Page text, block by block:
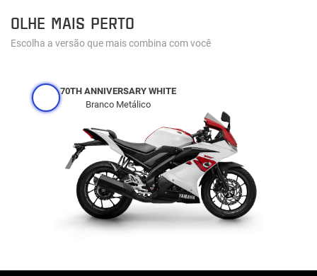
OLHE MAIS PERTO
Escolha a versão que mais combina com você
70TH ANNIVERSARY WHITE
Branco Metálico